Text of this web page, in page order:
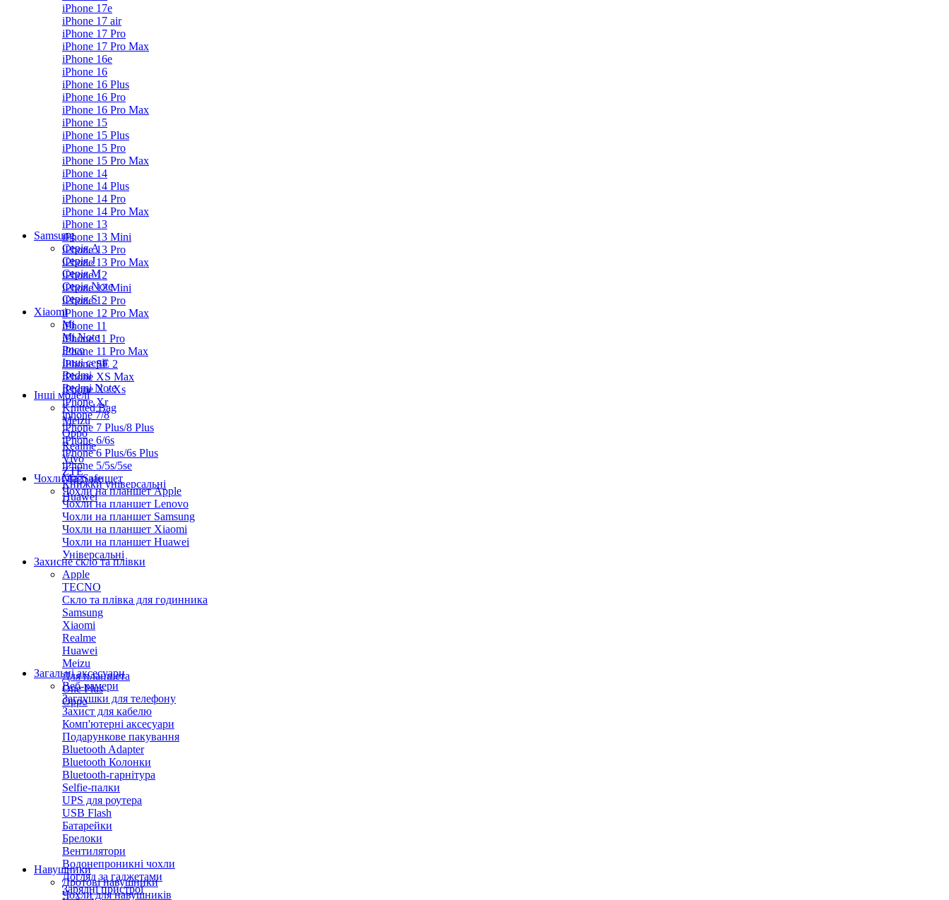
iPhone 17e
iPhone 17 air
iPhone 17 Pro
iPhone 17 Pro Max
iPhone 16e
iPhone 16
iPhone 16 Plus
iPhone 16 Pro
iPhone 16 Pro Max
iPhone 15
iPhone 15 Plus
iPhone 15 Pro
iPhone 15 Pro Max
iPhone 14
iPhone 14 Plus
iPhone 14 Pro
iPhone 14 Pro Max
iPhone 13
iPhone 13 Mini
iPhone 13 Pro
iPhone 13 Pro Max
iPhone 12
iPhone 12 Mini
iPhone 12 Pro
iPhone 12 Pro Max
iPhone 11
iPhone 11 Pro
iPhone 11 Pro Max
iPhone SE 2
iPhone XS Max
iPhone X / Xs
iPhone Xr
iphone 7/8
iPhone 7 Plus/8 Plus
iPhone 6/6s
iPhone 6 Plus/6s Plus
iPhone 5/5s/5se
MagSafe
Samsung
Серія А
Серiя J
Серiя M
Серія Note
Серія S
Xiaomi
Mi
Mi Note
Poco
Інші серії
Redmi
Redmi Note
Інші моделі
Knitted Bag
Meizu
Oppo
Realme
Vivo
ZTE
Книжки універсальні
Huawei
Чохли на планшет
Чохли на планшет Apple
Чохли на планшет Lenovo
Чохли на планшет Samsung
Чохли на планшет Xiaomi
Чохли на планшет Huawei
Універсальні
Захисне скло та плівки
Apple
TECNO
Скло та плівка для годинника
Samsung
Xiaomi
Realme
Huawei
Meizu
Для планшета
One Plus
Oppo
Загальні аксесуари
Веб-камери
Заглушки для телефону
Захист для кабелю
Комп'ютерні аксесуари
Подарункове пакування
Bluetooth Adapter
Bluetooth Колонки
Bluetooth-гарнітура
Selfie-палки
UPS для роутера
USB Flash
Батарейки
Брелоки
Вентилятори
Водонепроникні чохли
Догляд за гаджетами
Зарядні пристрої
Навушники
Дротові навушники
Чохли для навушників